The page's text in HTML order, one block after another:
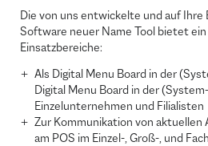
Die von uns entwickelte und auf Ihre
Software neuer Name Tool bietet
Einsatzbereiche:
Als Digital Menu Board in der
Digital Menu Board in der
Einzelunternehmen und Filialisten
Zur Kommunikation von aktuellen
am POS im Einzel-, Groß-, und